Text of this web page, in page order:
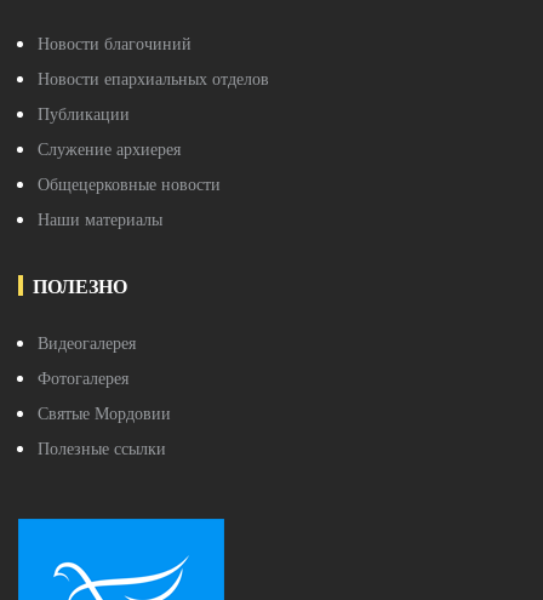
Новости благочиний
Новости епархиальных отделов
Публикации
Служение архиерея
Общецерковные новости
Наши материалы
ПОЛЕЗНО
Видеогалерея
Фотогалерея
Святые Мордовии
Полезные ссылки